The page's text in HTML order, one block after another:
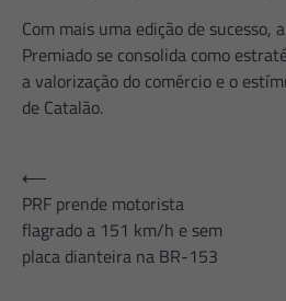
Com mais uma edição de sucesso,
Premiado se consolida como
a valorização do comércio e o
de Catalão.
Navegação
de
Post
⟵
PRF prende motorista
flagrado a 151 km/h e sem
placa dianteira na BR-153